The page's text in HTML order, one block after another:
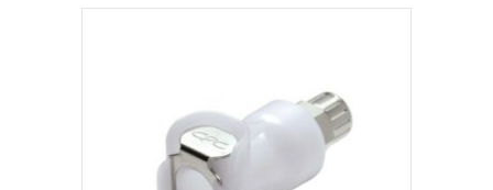
IN DEN WARENKORB